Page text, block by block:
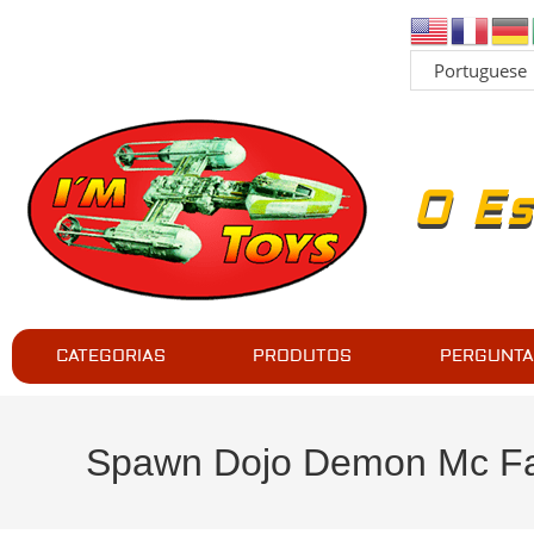
O
CATEGORIAS PRODUTOS
Spawn Dojo Demon Mc